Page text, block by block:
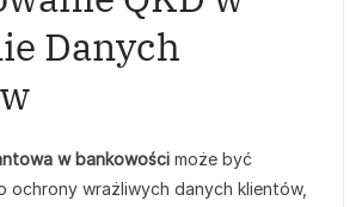
Danych
w bankowości może być
ochrony wrażliwych danych klientów,